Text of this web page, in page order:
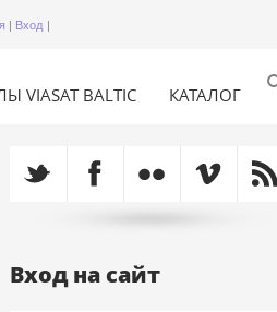
| Вход |
VIASAT BALTIC КАТАЛОГ
Вход на сайт